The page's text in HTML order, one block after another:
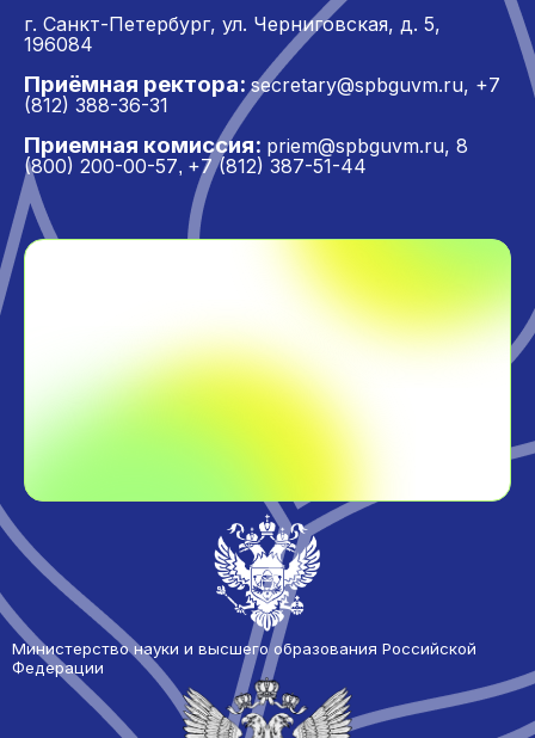
г. Санкт-Петербург, ул. Черниговская, д. 5,
196084
Приёмная ректора: secretary@spbguvm.ru, +7
(812) 388-36-31
Приемная комиссия: priem@spbguvm.ru, 8
(800) 200-00-57, +7 (812) 387-51-44
Министерство науки и высшего образования Российской
Федерации